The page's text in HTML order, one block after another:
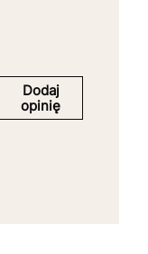
Dodaj
opinię